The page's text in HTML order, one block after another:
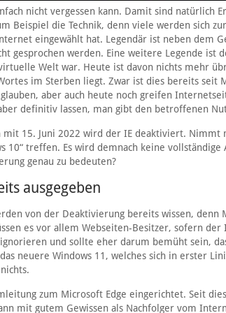
nicht vergessen kann. Damit sind
Beispiel die Technik, denn viele werden sich
eingewählt hat. Legendär ist neben dem
gesprochen werden. Eine weitere Legende
Welt war. Heute ist davon nichts mehr
im Sterben liegt. Zwar ist dies bereits seit
aber auch heute noch greifen
definitiv lassen, man gibt den betroffenen
mit 15. Juni 2022 wird der IE deaktiviert. Nimmt
10“ treffen. Es wird demnach keine
genau zu bedeuten?
ausgegeben
von der Deaktivierung bereits wissen,
es vor allem Webseiten-Besitzer, sofern
und sollte eher darum bemüht sein,
neuere Windows 11, welches sich in erster
zum Microsoft Edge eingerichtet. Seit
mit gutem Gewissen als Nachfolger vom